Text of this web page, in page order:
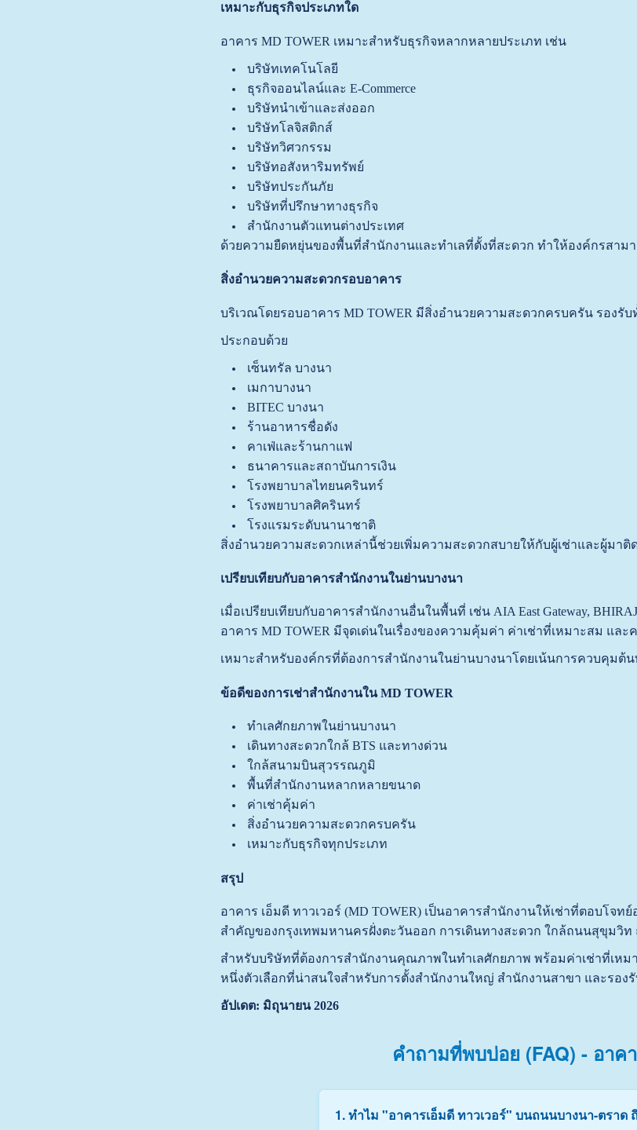
เหมาะกับธุรกิจประเภทใด
อาคาร MD TOWER เหมาะสำหรับธุรกิจหลากหลายประเภท เช่น
บริษัทเทคโนโลยี
ธุรกิจออนไลน์และ E-Commerce
บริษัทนำเข้าและส่งออก
บริษัทโลจิสติกส์
บริษัทวิศวกรรม
บริษัทอสังหาริมทรัพย์
บริษัทประกันภัย
บริษัทที่ปรึกษาทางธุรกิจ
สำนักงานตัวแทนต่างประเทศ
ด้วยความยืดหยุ่นของพื้นที่สำนักงานและทำเลที่ตั้งที่สะดวก ทำให้องค์กรสาม
สิ่งอำนวยความสะดวกรอบอาคาร
บริเวณโดยรอบอาคาร MD TOWER มีสิ่งอำนวยความสะดวกครบครัน รองรั
ประกอบด้วย
เซ็นทรัล บางนา
เมกาบางนา
BITEC บางนา
ร้านอาหารชื่อดัง
คาเฟ่และร้านกาแฟ
ธนาคารและสถาบันการเงิน
โรงพยาบาลไทยนครินทร์
โรงพยาบาลศิครินทร์
โรงแรมระดับนานาชาติ
สิ่งอำนวยความสะดวกเหล่านี้ช่วยเพิ่มความสะดวกสบายให้กับผู้เช่าและผู้มาติ
เปรียบเทียบกับอาคารสำนักงานในย่านบางนา
เมื่อเปรียบเทียบกับอาคารสำนักงานอื่นในพื้นที่ เช่น AIA East Gateway, BHIRAJ
อาคาร MD TOWER มีจุดเด่นในเรื่องของความคุ้มค่า ค่าเช่าที่เหมาะสม แล
เหมาะสำหรับองค์กรที่ต้องการสำนักงานในย่านบางนาโดยเน้นการควบคุมต้
ข้อดีของการเช่าสำนักงานใน MD TOWER
ทำเลศักยภาพในย่านบางนา
เดินทางสะดวกใกล้ BTS และทางด่วน
ใกล้สนามบินสุวรรณภูมิ
พื้นที่สำนักงานหลากหลายขนาด
ค่าเช่าคุ้มค่า
สิ่งอำนวยความสะดวกครบครัน
เหมาะกับธุรกิจทุกประเภท
สรุป
อาคาร เอ็มดี ทาวเวอร์ (MD TOWER) เป็นอาคารสำนักงานให้เช่าที่ตอบโจท
สำคัญของกรุงเทพมหานครฝั่งตะวันออก การเดินทางสะดวก ใกล้ถนนสุขุมวิ
สำหรับบริษัทที่ต้องการสำนักงานคุณภาพในทำเลศักยภาพ พร้อมค่าเช่าที่เหม
หนึ่งตัวเลือกที่น่าสนใจสำหรับการตั้งสำนักงานใหญ่ สำนักงานสาขา และรองรั
อัปเดต: มิถุนายน 2026
คำถามที่พบบ่อย (FAQ) - อาค
1. ทำไม "อาคารเอ็มดี ทาวเวอร์" บนถนนบางนา-ตรา